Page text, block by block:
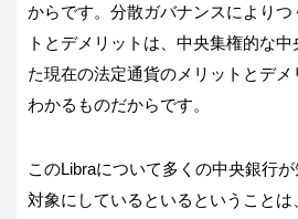
からです。分散ガバナンスによりつ
トとデメリットは、中央集権的な
た現在の法定通貨のメリットとデ
わかるものだからです。
このLibraについて多くの中央銀行
対象にしているといるということ